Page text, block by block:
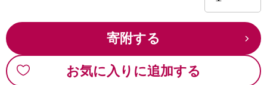
寄附する
お気に入りに追加する